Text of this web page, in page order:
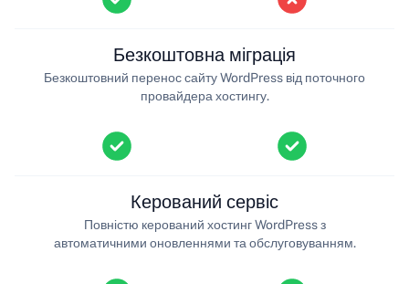
Безкоштовна міграція
Безкоштовний перенос сайту WordPress від поточного
провайдера хостингу.
Керований сервіс
Повністю керований хостинг WordPress з
автоматичними оновленнями та обслуговуванням.